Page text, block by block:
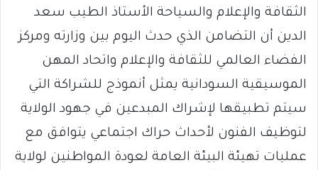
الثقافة والإعلام والسياحة الأستاذ الطيب سعد
الدين أن التضامن الذي حدث اليوم بين وزارته ومركز
الفضاء العالمي للثقافة والإعلام واتحاد المهن
الموسيقية السودانية يمثل أنموذج للشراكة التي
سيتم تطبيقها لإشراك المبدعين في جهود الولاية
لتوظيف الفنون لأحداث حراك اجتماعي يتوافق مع
عمليات تهيئة البيئة العامة لعودة المواطنين لولاية